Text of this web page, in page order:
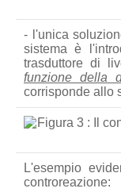
- l'unica
sistema è
trasduttore di
funzione della
corrisponde allo
L'esempio
controreazione: